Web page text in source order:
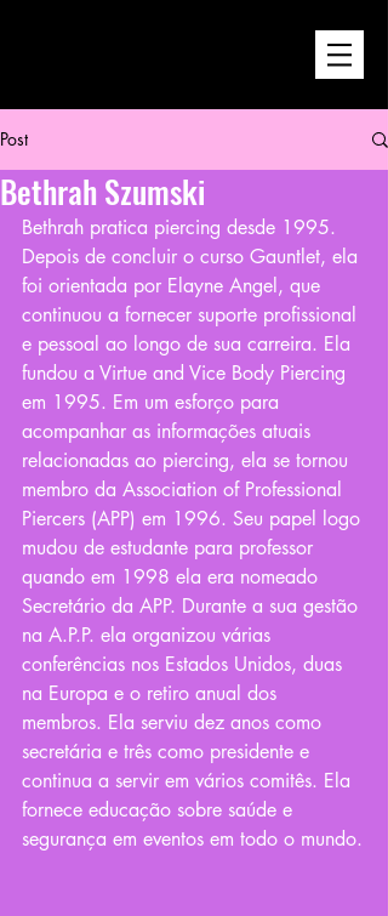
Post
Bethrah Szumski
Bethrah pratica piercing desde 1995.
Depois de concluir o curso Gauntlet, ela
foi orientada por Elayne Angel, que
continuou a fornecer suporte profissional
e pessoal ao longo de sua carreira. Ela
fundou a Virtue and Vice Body Piercing
em 1995. Em um esforço para
acompanhar as informações atuais
relacionadas ao piercing, ela se tornou
membro da Association of Professional
Piercers (APP) em 1996. Seu papel logo
mudou de estudante para professor
quando em 1998 ela era nomeado
Secretário da APP. Durante a sua gestão
na A.P.P. ela organizou várias
conferências nos Estados Unidos, duas
na Europa e o retiro anual dos
membros. Ela serviu dez anos como
secretária e três como presidente e
continua a servir em vários comitês. Ela
fornece educação sobre saúde e
segurança em eventos em todo o mundo.